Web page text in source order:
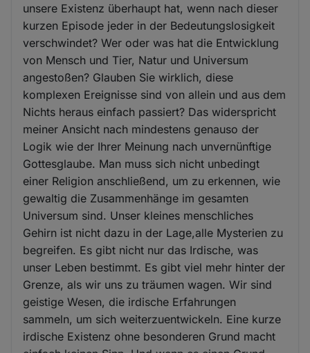
unsere Existenz überhaupt hat, wenn nach dieser
kurzen Episode jeder in der Bedeutungslosigkeit
verschwindet? Wer oder was hat die Entwicklung
von Mensch und Tier, Natur und Universum
angestoßen? Glauben Sie wirklich, diese
komplexen Ereignisse sind von allein und aus dem
Nichts heraus einfach passiert? Das widerspricht
meiner Ansicht nach mindestens genauso der
Logik wie der Ihrer Meinung nach unvernünftige
Gottesglaube. Man muss sich nicht unbedingt
einer Religion anschließend, um zu erkennen, wie
gewaltig die Zusammenhänge im gesamten
Universum sind. Unser kleines menschliches
Gehirn ist nicht dazu in der Lage,alle Mysterien zu
begreifen. Es gibt nicht nur das Irdische, was
unser Leben bestimmt. Es gibt viel mehr hinter der
Grenze, als wir uns zu träumen wagen. Wir sind
geistige Wesen, die irdische Erfahrungen
sammeln, um sich weiterzuentwickeln. Eine kurze
irdische Existenz ohne besonderen Grund macht